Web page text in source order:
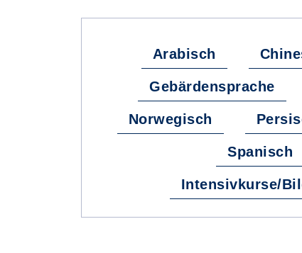
Arabisch
Gebärdensprache
Norwegisch
Spanisch
Intensivkurse/